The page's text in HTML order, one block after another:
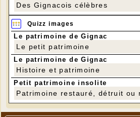
Des Gignacois célèbres
Quizz images
Le patrimoine de Gignac
Le petit patrimoine
Le patrimoine de Gignac
Histoire et patrimoine
Petit patrimoine insolite
Patrimoine restauré, détruit ou